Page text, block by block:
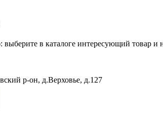
выберите в каталоге интересующий товар
р-он, д.Верховье, д.127